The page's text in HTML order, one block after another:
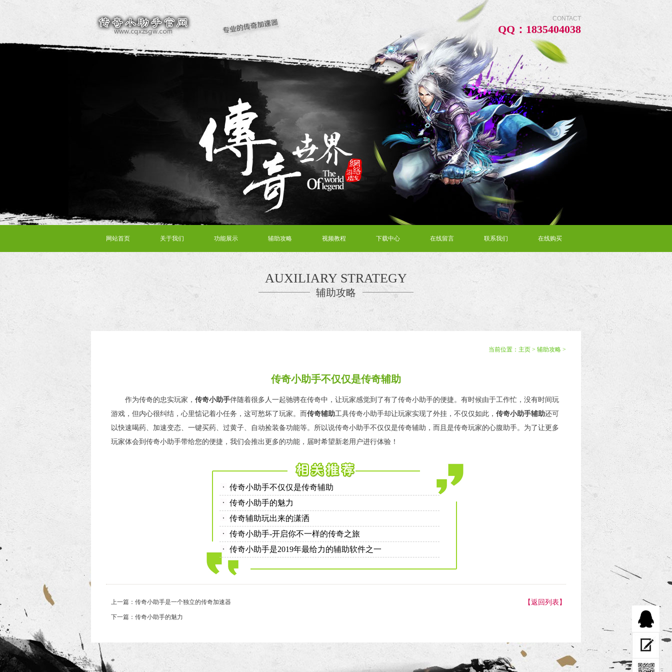
CONTACT
QQ：1835404038
网站首页 关于我们 功能展示 辅助攻略 视频教程 下载中心 在线留言 联系我们 在线购买
AUXILIARY STRATEGY
辅助攻略
当前位置： 主页 > 辅助攻略 >
传奇小助手不仅仅是传奇辅助
作为传奇的忠实玩家， 传奇小助手伴随着很多人一起驰骋在传奇中，让玩家感觉到了有了传奇小助手的便捷。有时候由于工作忙，没有时间玩
游戏，但内心很纠结，心里惦记着小任务，这可愁坏了玩家。而传奇辅助工具传奇小助手却让玩家实现了外挂，不仅仅如此， 传奇小助手辅助还可
以快速喝药、加速变态、一键买药、过黄子、自动捡装备功能等。所以说传奇小助手不仅仅是传奇辅助，而且是传奇玩家的心腹助手。为了让更多
玩家体会到传奇小助手带给您的便捷，我们会推出更多的功能，届时希望新老用户进行体验！
传奇小助手不仅仅是传奇辅助
传奇小助手的魅力
传奇辅助玩出来的潇洒
传奇小助手-开启你不一样的传奇之旅
传奇小助手是2019年最给力的辅助软件之一
上一篇：传奇小助手是一个独立的传奇加速器
下一篇：传奇小助手的魅力
【返回列表】